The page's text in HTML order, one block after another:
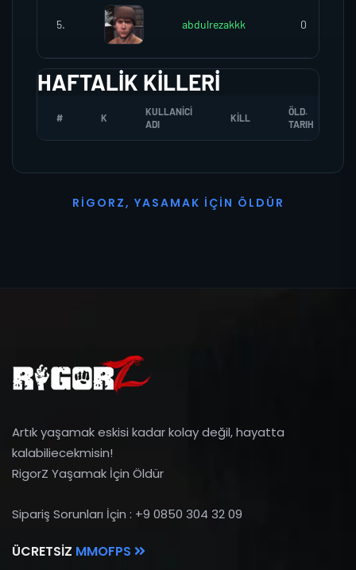
5. abdulrezakkk 0
HAFTALIK KILLERI
# K
KULLANICI
ADI
KILL
ÖLD.
TARIH
R I G O R Z, YASAMAK İ ÇI N Ö L D Ü R
Artık yaşamak eskisi kadar kolay değil, hayatta
kalabiliecekmisin!
RigorZ Yaşamak İçin Öldür
Sipariş Sorunları İçin : +9 0850 304 32 09
ÜCRETSIZ MMOFPS